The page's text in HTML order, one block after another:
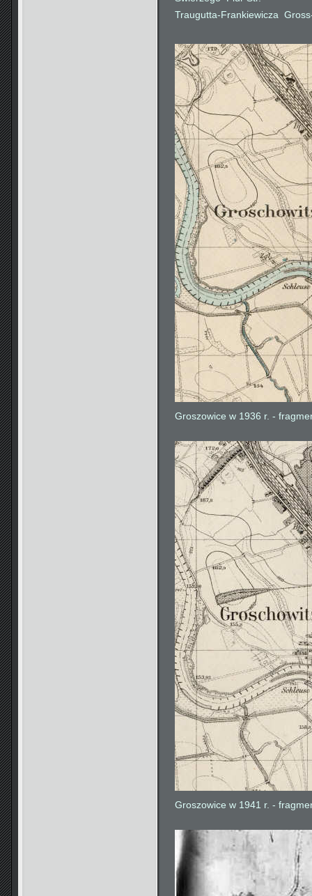
Traugutta-Frankiewicza 
Groszowice w 1936 r. -
Groszowice w 1941 r. -